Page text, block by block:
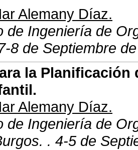
Alemany Díaz.
de Ingeniería de
8 de Septiembre
la Planificación
Alemany Díaz.
de Ingeniería de
. 4-5 de